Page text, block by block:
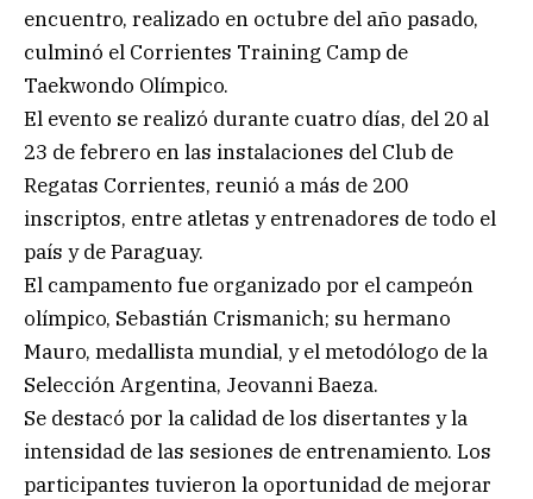
encuentro, realizado en octubre del año pasado,
culminó el Corrientes Training Camp de
Taekwondo Olímpico.
El evento se realizó durante cuatro días, del 20 al
23 de febrero en las instalaciones del Club de
Regatas Corrientes, reunió a más de 200
inscriptos, entre atletas y entrenadores de todo el
país y de Paraguay.
El campamento fue organizado por el campeón
olímpico, Sebastián Crismanich; su hermano
Mauro, medallista mundial, y el metodólogo de la
Selección Argentina, Jeovanni Baeza.
Se destacó por la calidad de los disertantes y la
intensidad de las sesiones de entrenamiento. Los
participantes tuvieron la oportunidad de mejorar